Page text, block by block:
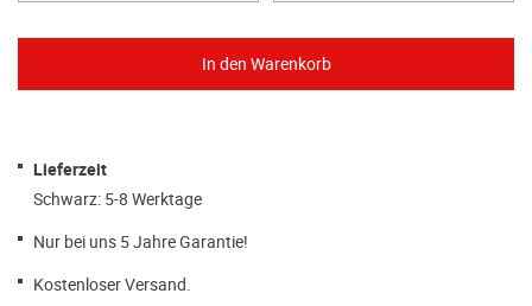
Lieferzeit
Schwarz: 5-8 Werktage
Nur bei uns 5 Jahre Garantie!
Kostenloser Versand.